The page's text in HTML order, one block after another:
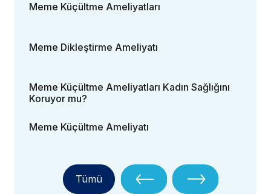
Meme Küçültme Ameliyatları
Meme Dikleştirme Ameliyatı
Meme Küçültme Ameliyatları Kadın Sağlığını
Koruyor mu?
Meme Küçültme Ameliyatı
Tümü